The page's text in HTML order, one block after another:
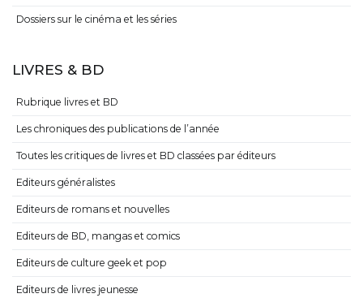
Dossiers sur le cinéma et les séries
LIVRES & BD
Rubrique livres et BD
Les chroniques des publications de l’année
Toutes les critiques de livres et BD classées par éditeurs
Editeurs généralistes
Editeurs de romans et nouvelles
Editeurs de BD, mangas et comics
Editeurs de culture geek et pop
Editeurs de livres jeunesse